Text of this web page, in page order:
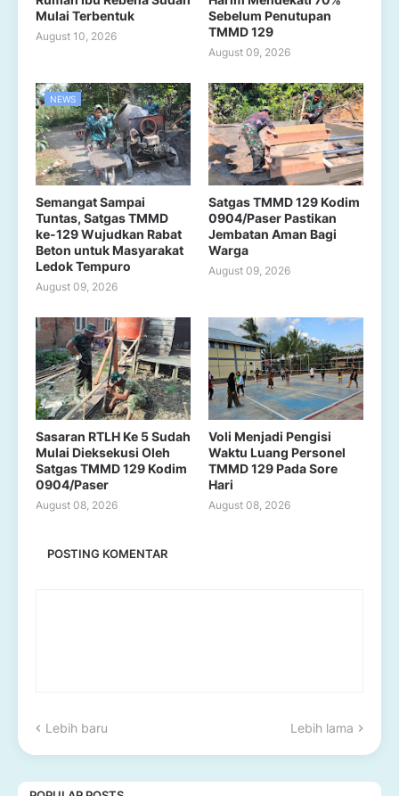
Mulai Terbentuk
August 10, 2026
Sebelum Penutupan
TMMD 129
August 09, 2026
NEWS
Semangat Sampai
Tuntas, Satgas TMMD
ke-129 Wujudkan Rabat
Beton untuk Masyarakat
Ledok Tempuro
August 09, 2026
Satgas TMMD 129 Kodim
0904/Paser Pastikan
Jembatan Aman Bagi
Warga
August 09, 2026
Sasaran RTLH Ke 5 Sudah
Mulai Dieksekusi Oleh
Satgas TMMD 129 Kodim
0904/Paser
August 08, 2026
Voli Menjadi Pengisi
Waktu Luang Personel
TMMD 129 Pada Sore
Hari
August 08, 2026
POSTING KOMENTAR
Lebih baru Lebih lama